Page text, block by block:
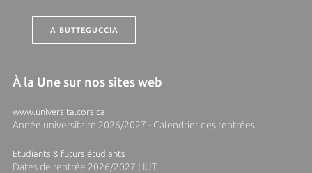
A BUTTEGUCCIA
À la Une sur nos sites web
www.universita.corsica
Année universitaire 2026/2027 - Calendrier des rentrées
Etudiants & futurs étudiants
Dates de rentrée 2026/2027 | IUT